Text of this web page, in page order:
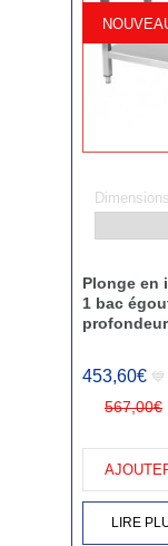
Plonge en
1 bac
453,60€ 💙
567,00€
LIRE